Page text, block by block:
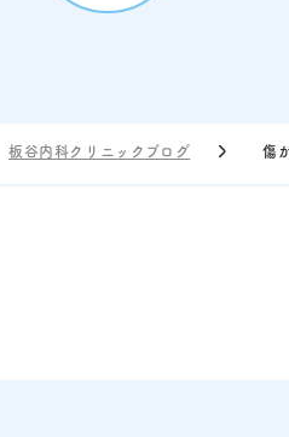
板谷内科クリニックブログ 傷